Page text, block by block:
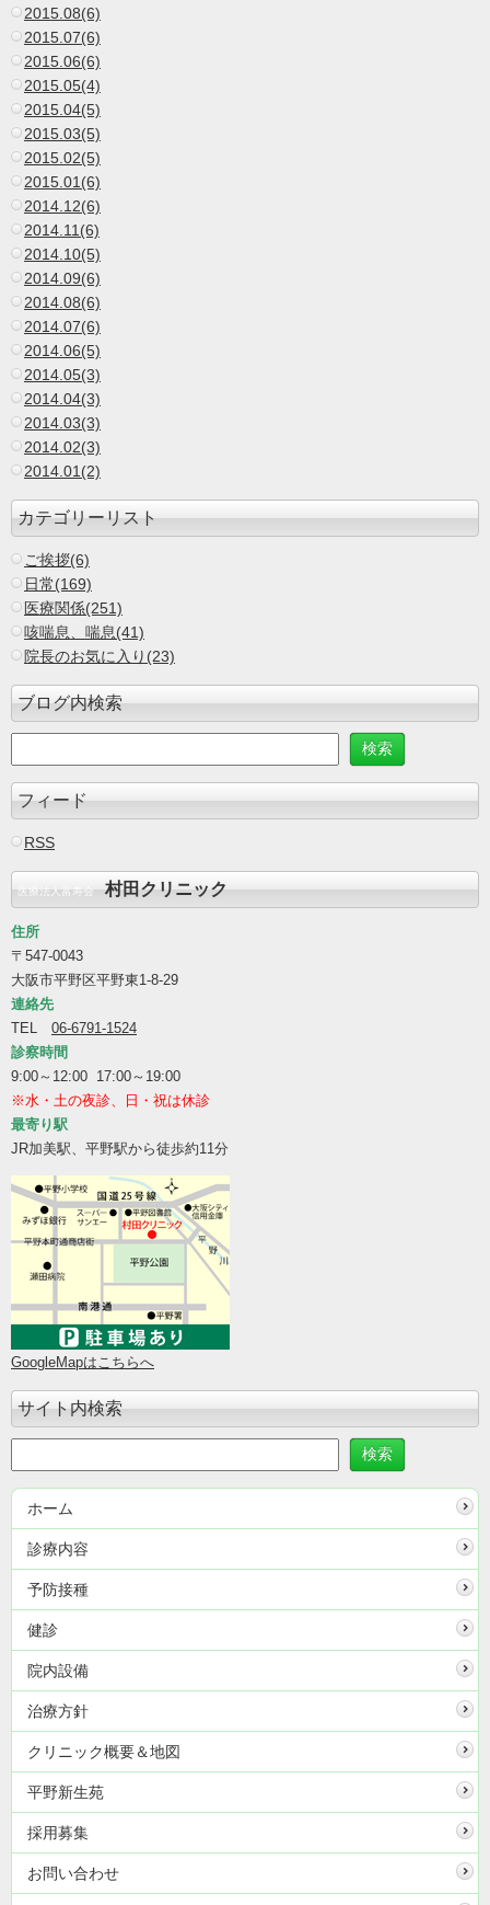
2015.08(6)
2015.07(6)
2015.06(6)
2015.05(4)
2015.04(5)
2015.03(5)
2015.02(5)
2015.01(6)
2014.12(6)
2014.11(6)
2014.10(5)
2014.09(6)
2014.08(6)
2014.07(6)
2014.06(5)
2014.05(3)
2014.04(3)
2014.03(3)
2014.02(3)
2014.01(2)
カテゴリーリスト
ご挨拶(6)
日常(169)
医療関係(251)
咳喘息、喘息(41)
院長のお気に入り(23)
ブログ内検索
フィード
RSS
医療法人富寿会村田クリニック
住所
〒547-0043
大阪市平野区平野東1-8-29
連絡先
TEL 06-6791-1524
診察時間
9:00～12:00 17:00～19:00
※水・土の夜診、日・祝は休診
最寄り駅
JR加美駅、平野駅から徒歩約11分
GoogleMapはこちらへ
サイト内検索
ホーム
診療内容
予防接種
健診
院内設備
治療方針
クリニック概要＆地図
平野新生苑
採用募集
お問い合わせ